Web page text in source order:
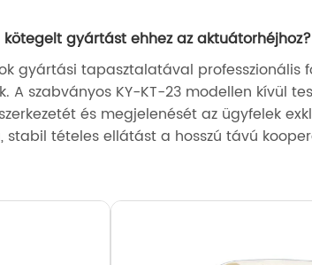
gyártást ehhez az aktuátorhéjhoz?
gyártási tapasztalatával professzionális
szabványos KY-KT-23 modellen kívül
és megjelenését az ügyfelek
tételes ellátást a hosszú távú